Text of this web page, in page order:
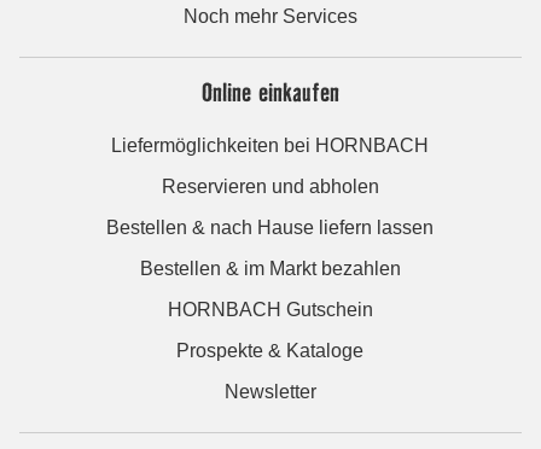
Noch mehr Services
Online einkaufen
Liefermöglichkeiten bei HORNBACH
Reservieren und abholen
Bestellen & nach Hause liefern lassen
Bestellen & im Markt bezahlen
HORNBACH Gutschein
Prospekte & Kataloge
Newsletter